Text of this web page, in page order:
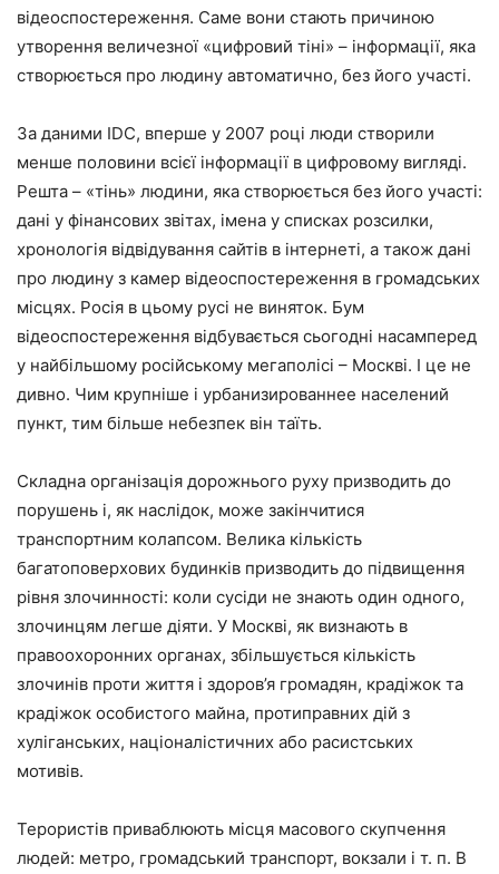
відеоспостереження. Саме вони стають причиною
утворення величезної «цифровий тіні» – інформації, яка
створюється про людину автоматично, без його участі.
За даними IDC, вперше у 2007 році люди створили
менше половини всієї інформації в цифровому вигляді.
Решта – «тінь» людини, яка створюється без його участі:
дані у фінансових звітах, імена у списках розсилки,
хронологія відвідування сайтів в інтернеті, а також дані
про людину з камер відеоспостереження в громадських
місцях. Росія в цьому русі не виняток. Бум
відеоспостереження відбувається сьогодні насамперед
у найбільшому російському мегаполісі – Москві. І це не
дивно. Чим крупніше і урбанизированнее населений
пункт, тим більше небезпек він таїть.
Складна організація дорожнього руху призводить до
порушень і, як наслідок, може закінчитися
транспортним колапсом. Велика кількість
багатоповерхових будинків призводить до підвищення
рівня злочинності: коли сусіди не знають один одного,
злочинцям легше діяти. У Москві, як визнають в
правоохоронних органах, збільшується кількість
злочинів проти життя і здоров’я громадян, крадіжок та
крадіжок особистого майна, протиправних дій з
хуліганських, націоналістичних або расистських
мотивів.
Терористів приваблюють місця масового скупчення
людей: метро, громадський транспорт, вокзали і т. п. В